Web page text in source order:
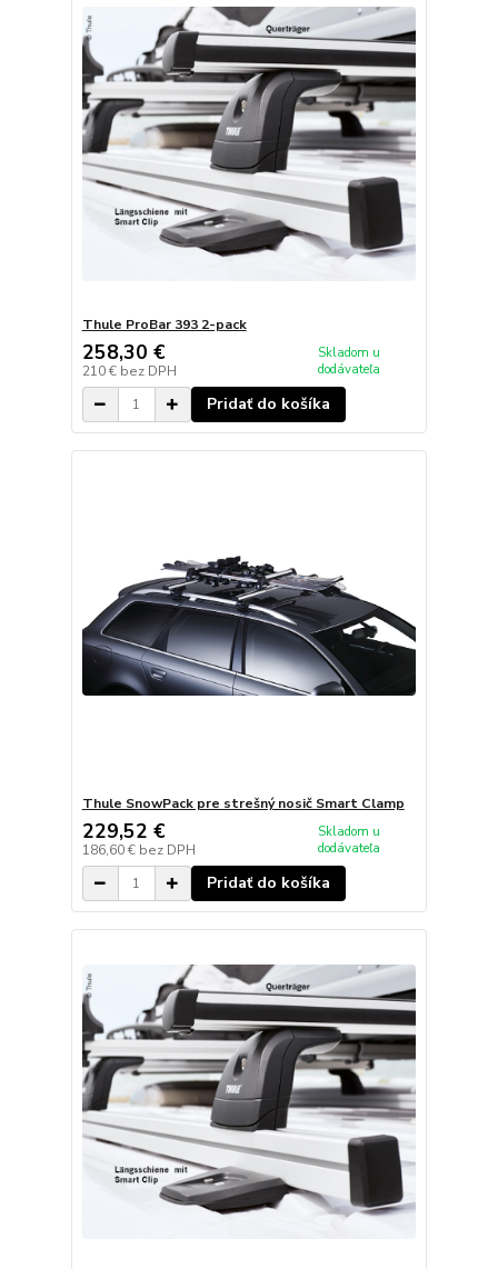
Thule ProBar 393 2-pack
258,30 €
210 € bez DPH
Skladom u
dodávateľa
Pridať do košíka
Thule SnowPack pre strešný nosič Smart Clamp
229,52 €
186,60 € bez DPH
Skladom u
dodávateľa
Pridať do košíka